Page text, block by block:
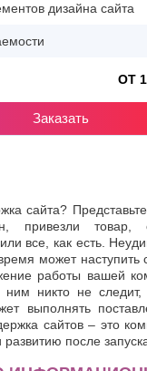
дизайна сайта
ОТ
Заказать
сайта?
привезли товар,
все, как есть.
может наступить
работы вашей
никто не
выполнять
сайтов – это
после